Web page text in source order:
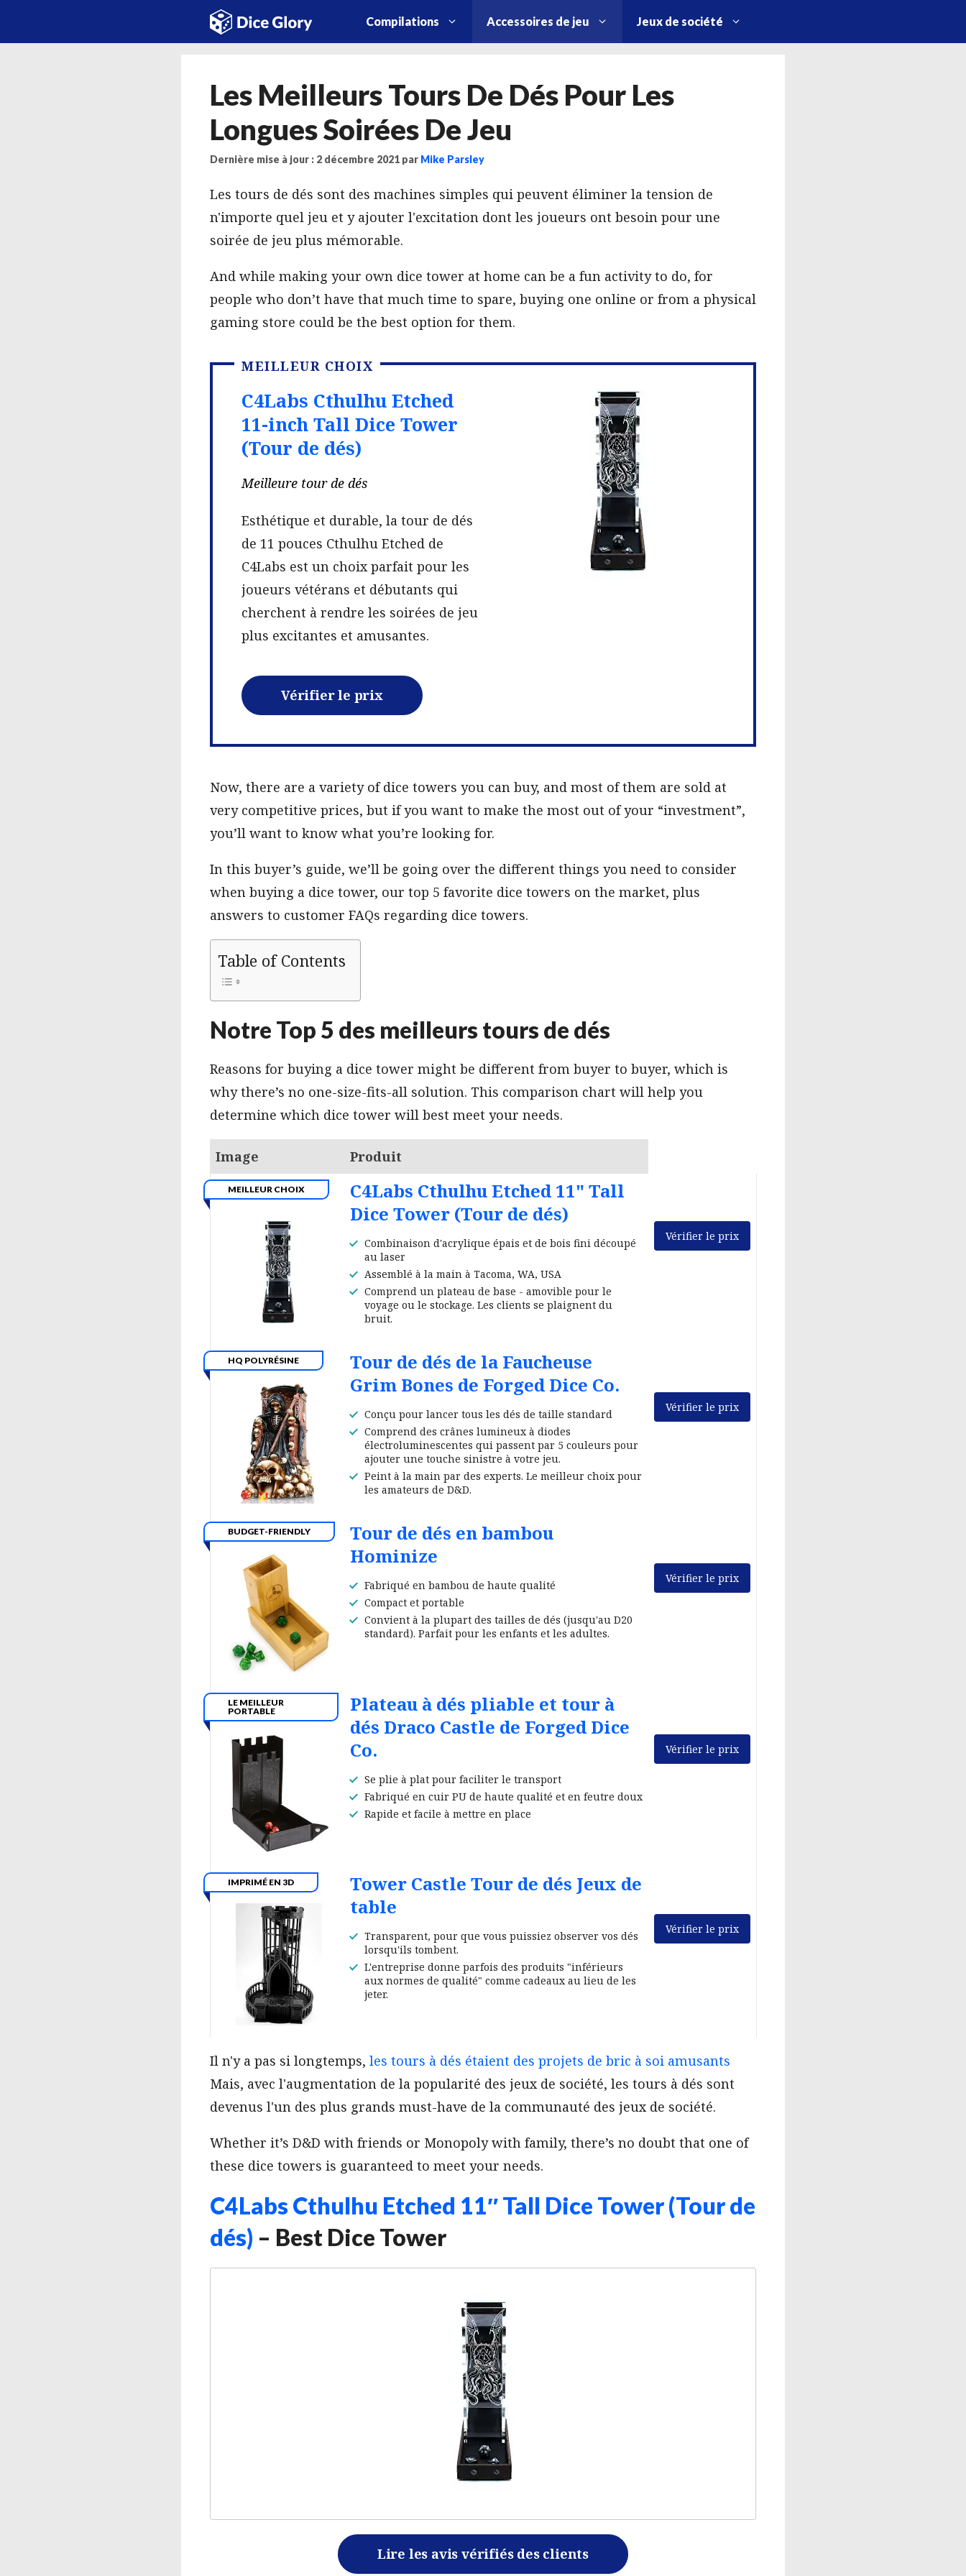
Compilations Accessoires de jeu Jeux de société
Les Meilleurs Tours De Dés Pour Les
Longues Soirées De Jeu
Dernière mise à jour : 2 décembre 2021 par Mike Parsley
Les tours de dés sont des machines simples qui peuvent éliminer la tension de
n'importe quel jeu et y ajouter l'excitation dont les joueurs ont besoin pour une
soirée de jeu plus mémorable.
And while making your own dice tower at home can be a fun activity to do, for
people who don’t have that much time to spare, buying one online or from a physical
gaming store could be the best option for them.
MEILLEUR CHOIX
C4Labs Cthulhu Etched
11-inch Tall Dice Tower
(Tour de dés)
Meilleure tour de dés
Esthétique et durable, la tour de dés
de 11 pouces Cthulhu Etched de
C4Labs est un choix parfait pour les
joueurs vétérans et débutants qui
cherchent à rendre les soirées de jeu
plus excitantes et amusantes.
Vérifier le prix
Now, there are a variety of dice towers you can buy, and most of them are sold at
very competitive prices, but if you want to make the most out of your “investment”,
you’ll want to know what you’re looking for.
In this buyer’s guide, we’ll be going over the different things you need to consider
when buying a dice tower, our top 5 favorite dice towers on the market, plus
answers to customer FAQs regarding dice towers.
Table of Contents
Notre Top 5 des meilleurs tours de dés
Reasons for buying a dice tower might be different from buyer to buyer, which is
why there’s no one-size-fits-all solution. This comparison chart will help you
determine which dice tower will best meet your needs.
Image Produit
MEILLEUR CHOIX
C4Labs Cthulhu Etched 11" Tall
Dice Tower (Tour de dés)
Combinaison d'acrylique épais et de bois fini découpé
au laser
Assemblé à la main à Tacoma, WA, USA
Comprend un plateau de base - amovible pour le
voyage ou le stockage. Les clients se plaignent du
bruit.
Vérifier le prix
HQ POLYRÉSINE
Tour de dés de la Faucheuse
Grim Bones de Forged Dice Co.
Conçu pour lancer tous les dés de taille standard
Comprend des crânes lumineux à diodes
électroluminescentes qui passent par 5 couleurs pour
ajouter une touche sinistre à votre jeu.
Peint à la main par des experts. Le meilleur choix pour
les amateurs de D&D.
Vérifier le prix
BUDGET-FRIENDLY
Tour de dés en bambou
Hominize
Fabriqué en bambou de haute qualité
Compact et portable
Convient à la plupart des tailles de dés (jusqu'au D20
standard). Parfait pour les enfants et les adultes.
Vérifier le prix
LE MEILLEUR
PORTABLE
Plateau à dés pliable et tour à
dés Draco Castle de Forged Dice
Co.
Se plie à plat pour faciliter le transport
Fabriqué en cuir PU de haute qualité et en feutre doux
Rapide et facile à mettre en place
Vérifier le prix
IMPRIMÉ EN 3D
Tower Castle Tour de dés Jeux de
table
Transparent, pour que vous puissiez observer vos dés
lorsqu'ils tombent.
L'entreprise donne parfois des produits "inférieurs
aux normes de qualité" comme cadeaux au lieu de les
jeter.
Vérifier le prix
Il n'y a pas si longtemps, les tours à dés étaient des projets de bric à soi amusants
Mais, avec l'augmentation de la popularité des jeux de société, les tours à dés sont
devenus l'un des plus grands must-have de la communauté des jeux de société.
Whether it’s D&D with friends or Monopoly with family, there’s no doubt that one of
these dice towers is guaranteed to meet your needs.
C4Labs Cthulhu Etched 11″ Tall Dice Tower (Tour de
dés) – Best Dice Tower
Lire les avis vérifiés des clients